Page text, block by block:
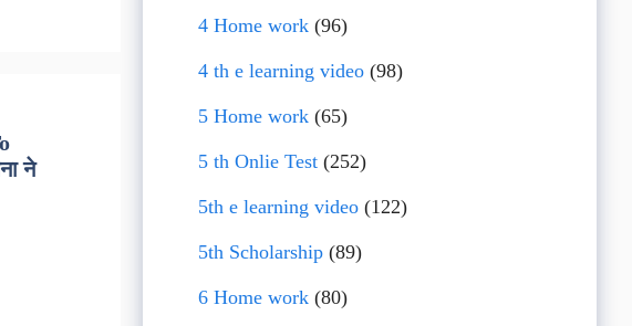
ने
4 Home work (96)
4 th e learning video (98)
5 Home work (65)
5 th Onlie Test (252)
5th e learning video (122)
5th Scholarship (89)
6 Home work (80)